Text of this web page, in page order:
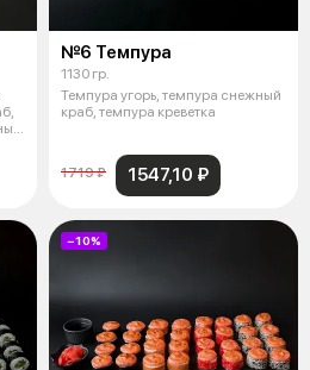
№6 Темпура
1130 гр.
Темпура угорь, темпура снежный
краб, темпура креветка
1719 ₽ 1547,10 ₽
−10%